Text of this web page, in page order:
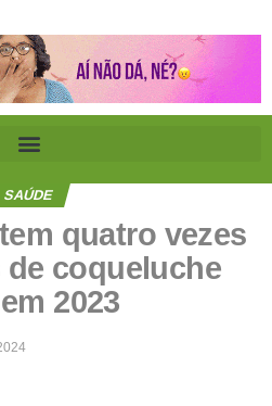
SAÚDE
quatro vezes
de coqueluche
2023